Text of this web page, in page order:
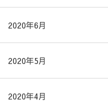
2020年6月
2020年5月
2020年4月